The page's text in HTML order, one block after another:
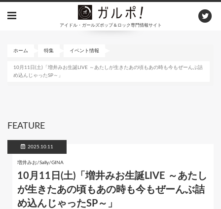
アイドル・ガールズポップ＆ロック専門情報サイト
ホーム 特集 イベント情報
10月11日(土)「増井みお生誕LIVE ～あたしが生きたあの頃もあの時も今もぜーんぶ詰
め込んじゃったSP～」
FEATURE
2025.10.11
増井みお/Sally/GINA
10月11日(土)「増井みお生誕LIVE ～あたし
が生きたあの頃もあの時も今もぜーんぶ詰
め込んじゃったSP～」